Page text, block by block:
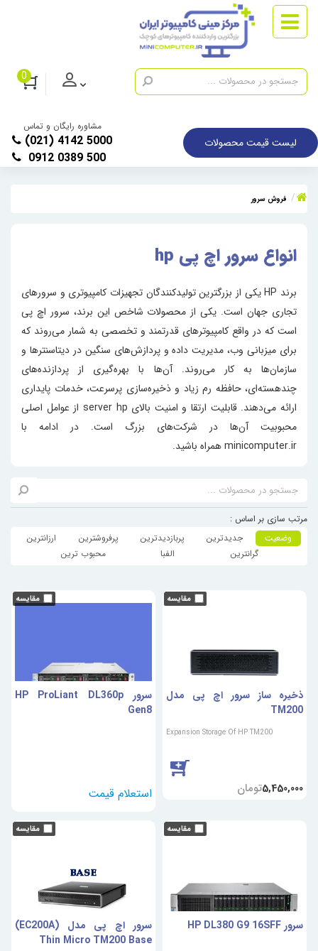
0
لیست قیمت محصولات
مشاوره رایگان و تماس
(021) 4142 5000
0912 0389 500
فروش سرور
انواع سرور اچ پی hp
‫برند HP یکی از بزرگترین تولیدکنندگان تجهیزات کامپیوتری و سرورهای
تجاری جهان است. یکی از محصولات شاخص این برند، سرور اچ پی
است که در واقع کامپیوترهای قدرتمند و تخصصی به شمار می‌روند که
برای میزبانی وب، مدیریت داده و پردازش‌های سنگین در دیتاسنترها و
سازمان‌ها به کار می‌روند. آن‌ها با بهره‌گیری از پردازنده‌های
چندهسته‌ای، حافظه رم زیاد و ذخیره‌سازی پرسرعت، خدمات پایداری
ارائه می‌دهند. قابلیت ارتقا و امنیت بالای server hp از عوامل اصلی
محبوبیت آن‌ها در شرکت‌های بزرگ است. در ادامه با
minicomputer.irهمراه باشید.
مرتب سازی بر اساس :
وضعیت
جدیدترین پربازدیدترین پرفروشترین
ارزانترین
گرانترین
الفبا محبوب ترین
ذخیره ساز سرور اچ پی مدل
TM200
Expansion Storage Of HP TM200
5,450,000تومان
سرور HP ProLiant DL360p
Gen8
سرور HP DL380 G9 16SFF
سرور اچ پی مدل (EC200A)
Thin Micro TM200 Base